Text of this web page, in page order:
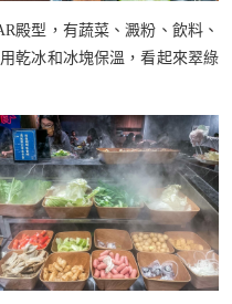
殿型，有蔬菜、澱粉、飲料、
乾冰和冰塊保溫，看起來翠綠